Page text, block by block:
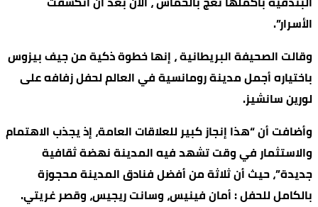
الأسرار”.
وقالت الصحيفة البريطانية ، إنها خطوة ذكية من جيف بيزوس
باختياره أجمل مدينة رومانسية في العالم لحفل زفافه على
لورين سانشيز.
وأضافت أن “هذا إنجاز كبير للعلاقات العامة، إذ يجذب الاهتمام
والاستثمار في وقت تشهد فيه المدينة نهضة ثقافية
جديدة”، حيث أن ثلاثة من أفضل فنادق المدينة محجوزة
بالكامل للحفل : أمان فينيس، وسانت ريجيس، وقصر غريتي.